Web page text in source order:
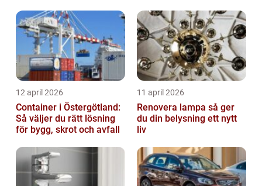
12 april 2026
Container i Östergötland:
Så väljer du rätt lösning
för bygg, skrot och avfall
11 april 2026
Renovera lampa så ger
du din belysning ett nytt
liv